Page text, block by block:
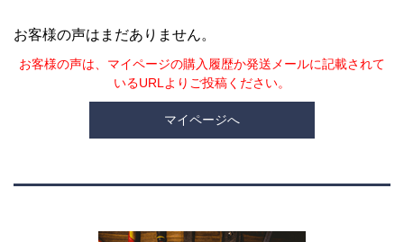
お客様の声はまだありません。
お客様の声は、マイページの購入履歴か発送メールに記載されて
いるURLよりご投稿ください。
マイページへ